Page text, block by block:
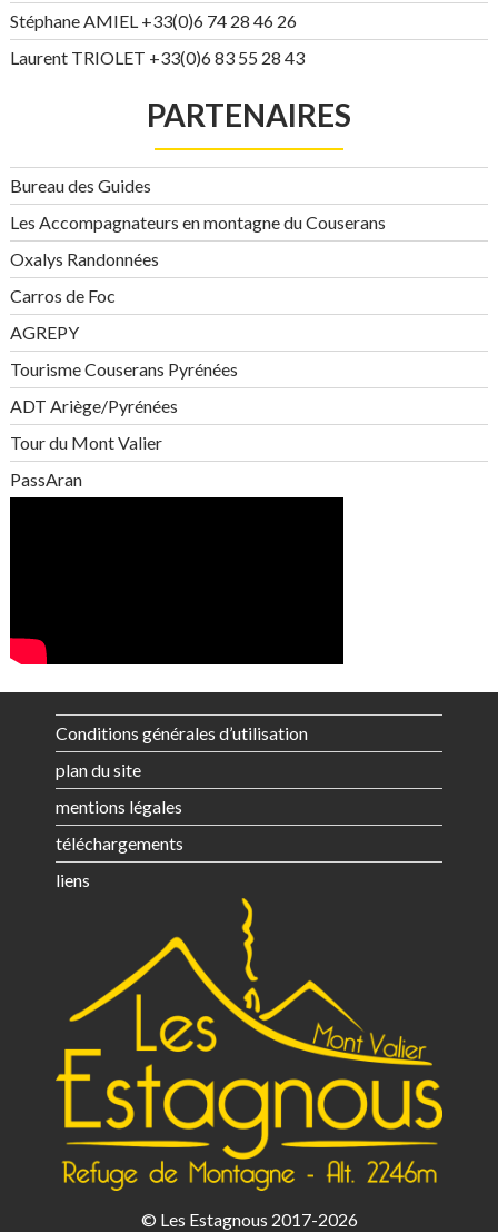
Stéphane AMIEL +33(0)6 74 28 46 26
Laurent TRIOLET +33(0)6 83 55 28 43
PARTENAIRES
Bureau des Guides
Les Accompagnateurs en montagne du Couserans
Oxalys Randonnées
Carros de Foc
AGREPY
Tourisme Couserans Pyrénées
ADT Ariège/Pyrénées
Tour du Mont Valier
PassAran
Conditions générales d’utilisation
plan du site
mentions légales
téléchargements
liens
© Les Estagnous 2017-2026